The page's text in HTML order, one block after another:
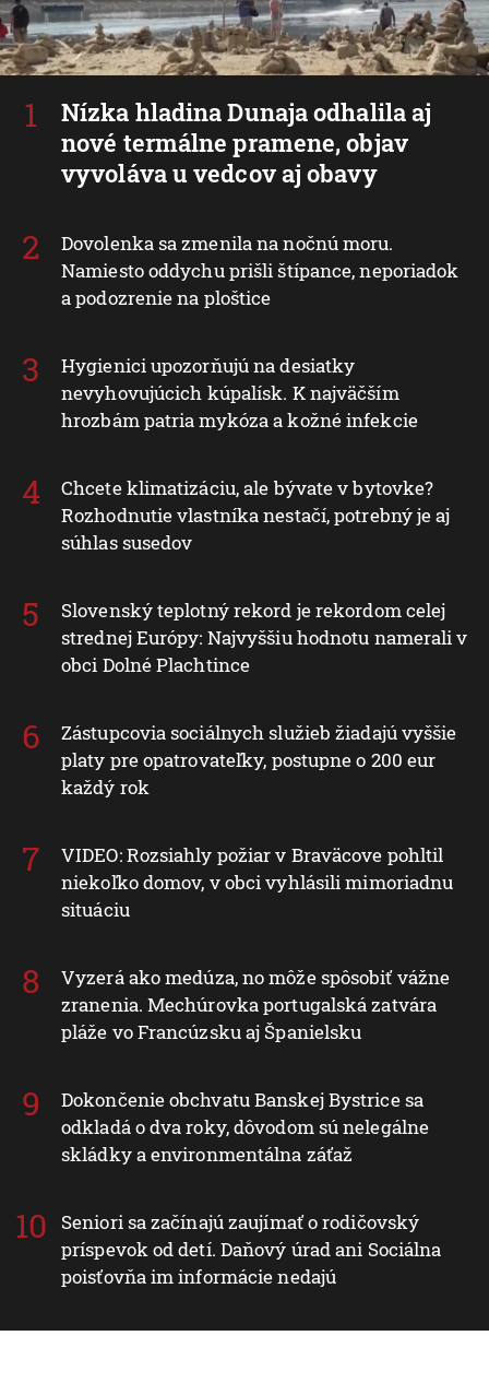
Nízka hladina Dunaja odhalila aj
nové termálne pramene, objav
vyvoláva u vedcov aj obavy
Dovolenka sa zmenila na nočnú moru.
Namiesto oddychu prišli štípance, neporiadok
a podozrenie na ploštice
Hygienici upozorňujú na desiatky
nevyhovujúcich kúpalísk. K najväčším
hrozbám patria mykóza a kožné infekcie
Chcete klimatizáciu, ale bývate v bytovke?
Rozhodnutie vlastníka nestačí, potrebný je aj
súhlas susedov
Slovenský teplotný rekord je rekordom celej
strednej Európy: Najvyššiu hodnotu namerali v
obci Dolné Plachtince
Zástupcovia sociálnych služieb žiadajú vyššie
platy pre opatrovateľky, postupne o 200 eur
každý rok
VIDEO: Rozsiahly požiar v Braväcove pohltil
niekoľko domov, v obci vyhlásili mimoriadnu
situáciu
Vyzerá ako medúza, no môže spôsobiť vážne
zranenia. Mechúrovka portugalská zatvára
pláže vo Francúzsku aj Španielsku
Dokončenie obchvatu Banskej Bystrice sa
odkladá o dva roky, dôvodom sú nelegálne
skládky a environmentálna záťaž
Seniori sa začínajú zaujímať o rodičovský
príspevok od detí. Daňový úrad ani Sociálna
poisťovňa im informácie nedajú